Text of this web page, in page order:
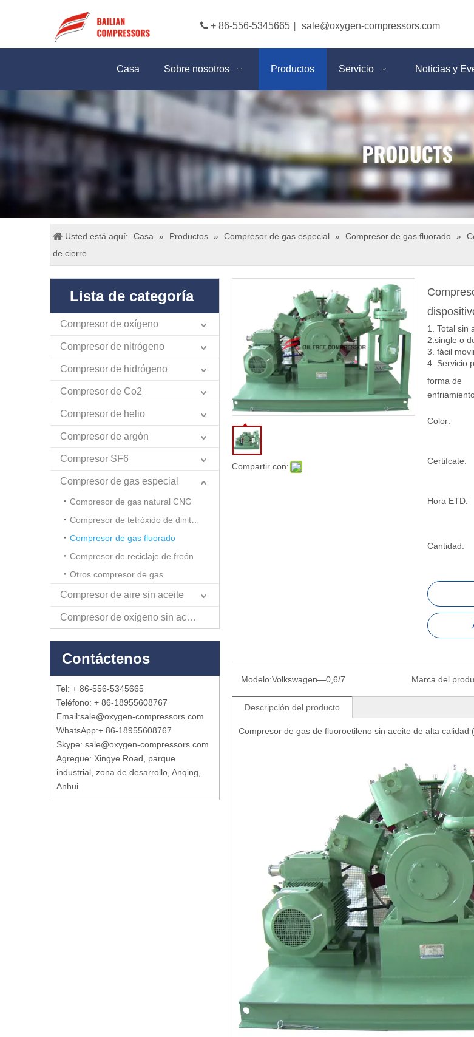
 + 86-556-5345665 sale@oxygen-compressors.com
Casa Sobre nosotros Productos Servicio Noticias y
Usted está aquí: Casa » Productos » Compresor de gas especial » Compresor de gas fluorado »
de cierre
Lista de categoría
Compresor de oxígeno
Compresor de nitrógeno
Compresor de hidrógeno
Compresor de Co2
Compresor de helio
Compresor de argón
Compresor SF6
Compresor de gas especial
Compresor de gas natural CNG
Compresor de gas fluorado
Compresor de reciclaje de freón
Otros compresor de gas
Compresor de aire sin aceite
Compresor de oxígeno sin aceite
Contáctenos
Tel: + 86-556-5345665
Teléfono: + 86-18955608767
Email:sale@oxygen-compressors.com
WhatsApp:+ 86-18955608767
Skype: sale@oxygen-compressors.com
Agregue: Xingye Road, parque
industrial, zona de desarrollo, Anqing,
Anhui
Compartir con:
1. Total sin
2.single o
3. fácil
4. Servicio
forma de
Color:
Certifcate:
Hora ETD:
Cantidad:
Modelo:Volkswagen—0,6/7 Marca del
Descripción del producto
Compresor de gas de fluoroetileno sin aceite de alta